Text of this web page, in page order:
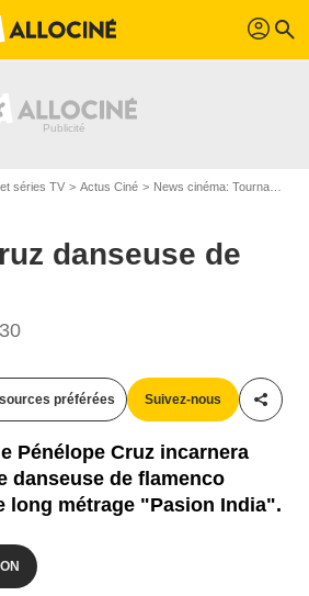
profil search
séries TV Actus Ciné News cinéma: Tournages
danseuse de
préférées Suivez-nous
Pénélope Cruz incarnera
danseuse de flamenco
long métrage "Pasion India".